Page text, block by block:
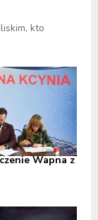
kto
Wapna z